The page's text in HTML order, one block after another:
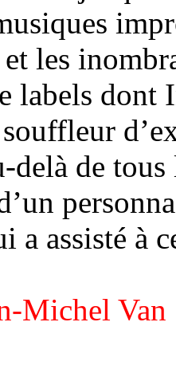
les
labels dont
delà de
a assisté à
Michel